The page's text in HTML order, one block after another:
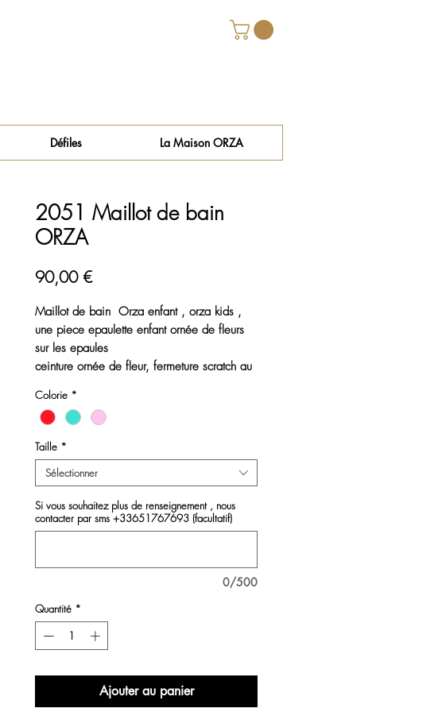
Défiles La Maison ORZA
2051 Maillot de bain
ORZA
90,00 €Prix
Maillot de bain Orza enfant , orza kids ,
une piece epaulette enfant ornée de fleurs
sur les epaules
ceinture ornée de fleur, fermeture scratch au
Le pareo non vendu avec le maillot de bain
Colorie *
Taille *
Sélectionner
Si vous souhaitez plus de renseignement , nous
contacter par sms +33651767693 (facultatif)
0/500
Quantité *
Ajouter au panier